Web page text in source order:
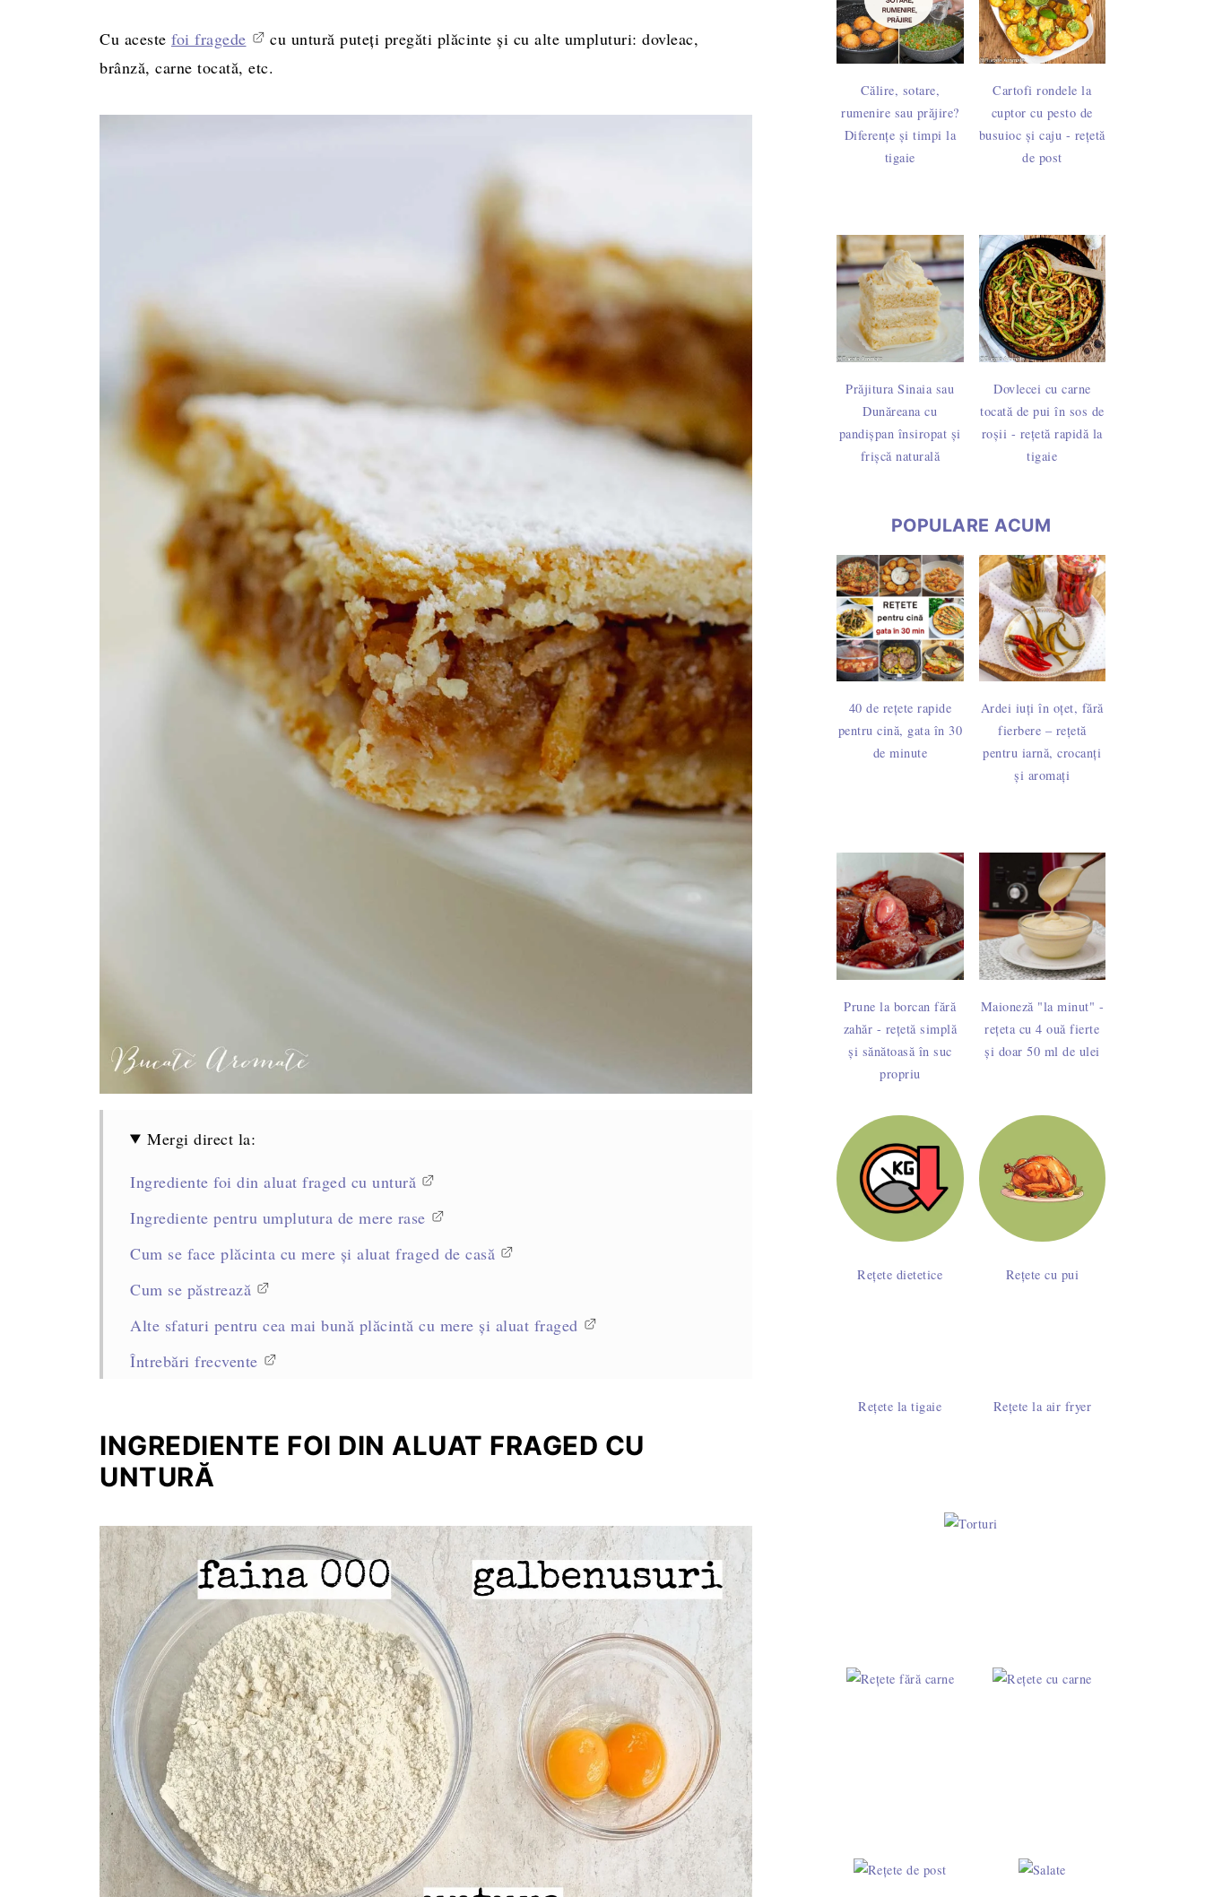
Cu aceste foi fragede
cu untură puteți pregăti plăcinte și cu alte umpluturi: dovleac,
brânză, carne tocată, etc.
Mergi direct la:
Ingrediente foi din aluat fraged cu untură
Ingrediente pentru umplutura de mere rase
Cum se face plăcinta cu mere și aluat fraged de casă
Cum se păstrează
Alte sfaturi pentru cea mai bună plăcintă cu mere și aluat fraged
Întrebări frecvente
Rețeta completă, cantități și mod de preparare
INGREDIENTE FOI DIN ALUAT FRAGED CU
UNTURĂ
Călire, sotare,
rumenire sau prăjire?
Diferențe și timpi la
tigaie
Cartofi rondele la
cuptor cu pesto de
busuioc și caju - rețetă
de post
Prăjitura Sinaia sau
Dunăreana cu
pandișpan însiropat și
frișcă naturală
Dovlecei cu carne
tocată de pui în sos de
roșii - rețetă rapidă la
tigaie
POPULARE ACUM
40 de rețete rapide
pentru cină, gata în 30
de minute
Ardei iuți în oțet, fără
fierbere – rețetă
pentru iarnă, crocanți
și aromați
Prune la borcan fără
zahăr - rețetă simplă
și sănătoasă în suc
propriu
Maioneză "la minut" -
rețeta cu 4 ouă fierte
și doar 50 ml de ulei
Rețete dietetice Rețete cu pui
Rețete la tigaie Rețete la air fryer